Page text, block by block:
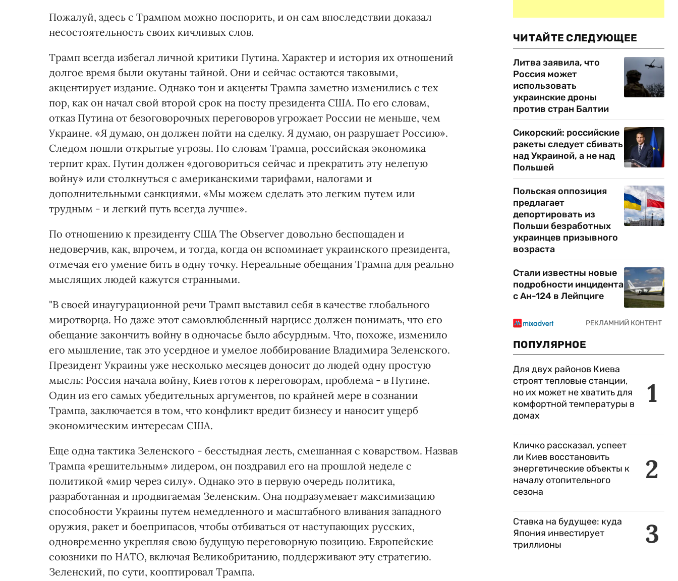
Пожалуй, здесь с Трампом можно поспорить, и он сам впоследствии доказал
несостоятельность своих кичливых слов.
Трамп всегда избегал личной критики Путина. Характер и история их отношений
долгое время были окутаны тайной. Они и сейчас остаются таковыми,
акцентирует издание. Однако тон и акценты Трампа заметно изменились с тех
пор, как он начал свой второй срок на посту президента США. По его словам,
отказ Путина от безоговорочных переговоров угрожает России не меньше, чем
Украине. «Я думаю, он должен пойти на сделку. Я думаю, он разрушает Россию».
Следом пошли открытые угрозы. По словам Трампа, российская экономика
терпит крах. Путин должен «договориться сейчас и прекратить эту нелепую
войну» или столкнуться с американскими тарифами, налогами и
дополнительными санкциями. «Мы можем сделать это легким путем или
трудным - и легкий путь всегда лучше».
По отношению к президенту США The ​​Observer довольно беспощаден и
недоверчив, как, впрочем, и тогда, когда он вспоминает украинского президента,
отмечая его умение бить в одну точку. Нереальные обещания Трампа для реально
мыслящих людей кажутся странными.
"В своей инаугурационной речи Трамп выставил себя в качестве глобального
миротворца. Но даже этот самовлюбленный нарцисс должен понимать, что его
обещание закончить войну в одночасье было абсурдным. Что, похоже, изменило
его мышление, так это усердное и умелое лоббирование Владимира Зеленского.
Президент Украины уже несколько месяцев доносит до людей одну простую
мысль: Россия начала войну, Киев готов к переговорам, проблема - в Путине.
Один из его самых убедительных аргументов, по крайней мере в сознании
Трампа, заключается в том, что конфликт вредит бизнесу и наносит ущерб
экономическим интересам США.
Еще одна тактика Зеленского - бесстыдная лесть, смешанная с коварством. Назвав
Трампа «решительным» лидером, он поздравил его на прошлой неделе с
политикой «мир через силу». Однако это в первую очередь политика,
разработанная и продвигаемая Зеленским. Она подразумевает максимизацию
способности Украины путем немедленного и масштабного вливания западного
оружия, ракет и боеприпасов, чтобы отбиваться от наступающих русских,
одновременно укрепляя свою будущую переговорную позицию. Европейские
союзники по НАТО, включая Великобританию, поддерживают эту стратегию.
Зеленский, по сути, кооптировал Трампа.
ЧИТАЙТЕ СЛЕДУЮЩЕЕ
Литва заявила, что
Россия может
использовать
украинские дроны
против стран Балтии
Сикорский: российские
ракеты следует сбивать
над Украиной, а не над
Польшей
Польская оппозиция
предлагает
депортировать из
Польши безработных
украинцев призывного
возраста
Стали известны новые
подробности инцидента
с Ан-124 в Лейпциге
ПОПУЛЯРНОЕ
1
Для двух районов Киева
строят тепловые станции,
но их может не хватить для
комфортной температуры в
домах
2
Кличко рассказал, успеет
ли Киев восстановить
энергетические объекты к
началу отопительного
сезона
3
Ставка на будущее: куда
Япония инвестирует
триллионы